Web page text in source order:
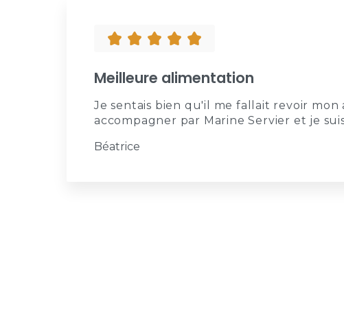
Meilleure alimentation
Je sentais bien qu'il me fallait revoir
accompagner par Marine Servier et je
Béatrice